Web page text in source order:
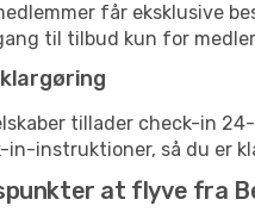
får eksklusive
til tilbud kun for
tillader check-in
in-instruktioner, så du er
at flyve fra